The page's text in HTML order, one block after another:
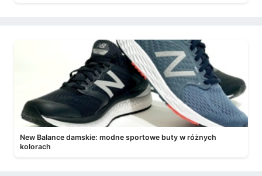
New Balance damskie: modne sportowe buty w różnych
kolorach